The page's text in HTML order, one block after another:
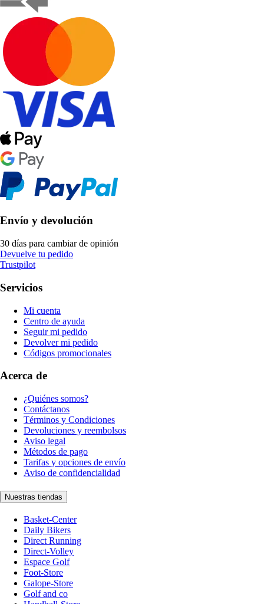
Envío y devolución
30 días para cambiar de opinión
Devuelve tu pedido
Trustpilot
Servicios
Mi cuenta
Centro de ayuda
Seguir mi pedido
Devolver mi pedido
Códigos promocionales
Acerca de
¿Quiénes somos?
Contáctanos
Términos y Condiciones
Devoluciones y reembolsos
Aviso legal
Métodos de pago
Tarifas y opciones de envío
Aviso de confidencialidad
Nuestras tiendas
Basket-Center
Daily Bikers
Direct Running
Direct-Volley
Espace Golf
Foot-Store
Galope-Store
Golf and co